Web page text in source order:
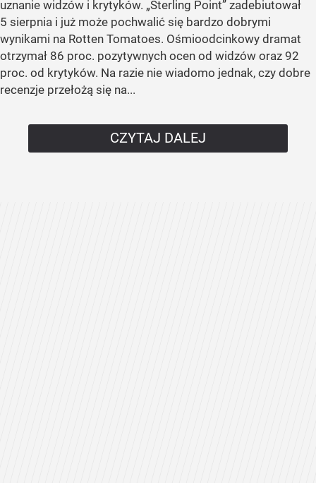
uznanie widzów i krytyków. „Sterling Point” zadebiutował
5 sierpnia i już może pochwalić się bardzo dobrymi
wynikami na Rotten Tomatoes. Ośmioodcinkowy dramat
otrzymał 86 proc. pozytywnych ocen od widzów oraz 92
proc. od krytyków. Na razie nie wiadomo jednak, czy dobre
recenzje przełożą się na...
CZYTAJ DALEJ